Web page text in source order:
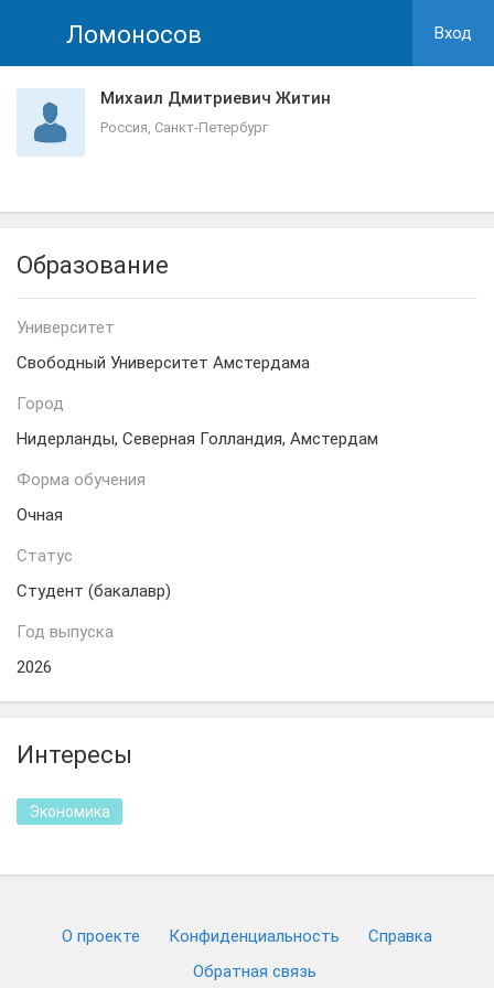
Ломоносов Вход
Михаил Дмитриевич Житин
Россия, Санкт-Петербург
Образование
Университет
Свободный Университет Амстердама
Город
Нидерланды, Северная Голландия, Амстердам
Форма обучения
Очная
Статус
Студент (бакалавр)
Год выпуска
2026
Интересы
Экономика
О проекте Конфиденциальность
Cправка
Обратная связь